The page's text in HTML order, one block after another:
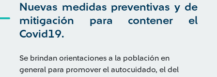
Nuevas medidas preventivas y de
mitigación para contener el
Covid19.
Se brindan orientaciones a la población en
general para promover el autocuidado, el del